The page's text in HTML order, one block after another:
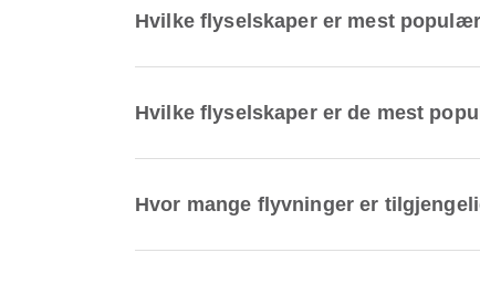
Hvilke flyselskaper er mest
Hvilke flyselskaper er de mest
Hvor mange flyvninger er